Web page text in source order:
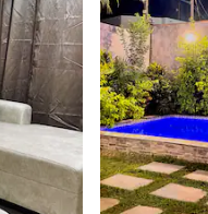
Bewertungen